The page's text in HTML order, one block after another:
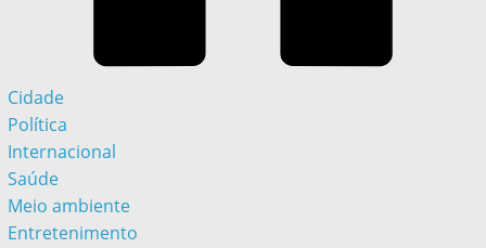
Cidade
Política
Internacional
Saúde
Meio ambiente
Entretenimento